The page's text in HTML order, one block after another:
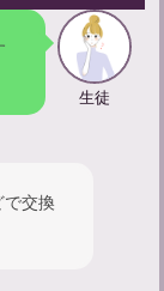
順とポイント
生徒
交換